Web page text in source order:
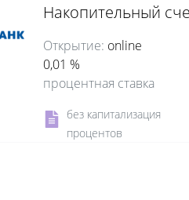
Накопительный
Открытие: online
0,01 %
процентная ставка
без капитализация
процентов